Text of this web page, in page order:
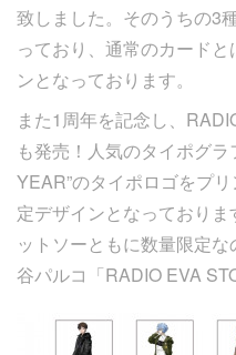
致しました。そのうちの3
っており、通常のカード
ンとなっております。
また1周年を記念し、
も発売！人気のタイポグ
YEAR”のタイポロゴをプ
定デザインとなっており
ットソーともに数量限定
谷パルコ「RADIO EVA